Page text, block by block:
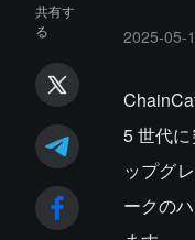
共有す
る
2025-05-
5 世代
ップグ
ークの